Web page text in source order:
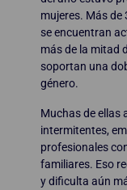
mujeres. Más de
se encuentran
más de la mitad
soportan una
género.
Muchas de ellas
intermitentes,
profesionales
familiares. Eso
y dificulta aún